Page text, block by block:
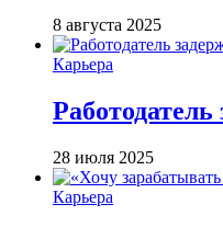
8 августа 2025
Карьера
28 июля 2025
Карьера